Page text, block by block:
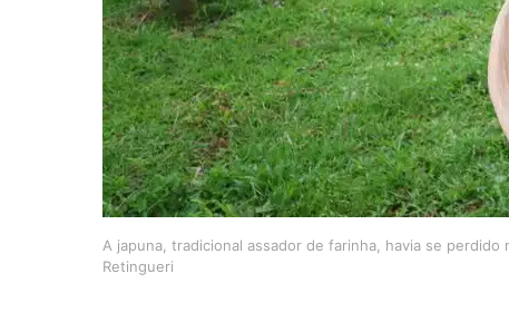
A japuna, tradicional assador de farinha, havia se
Retingueri